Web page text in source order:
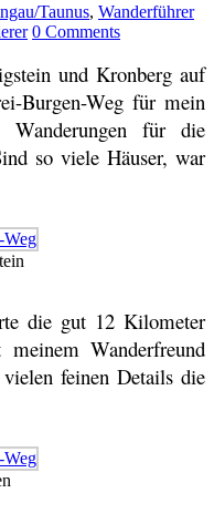
Taunus, Wanderführer
0 Comments
und Kronberg auf
Burgen-Weg für mein
Wanderungen für die
so viele Häuser, war
die gut 12 Kilometer
Wanderfreund
feinen Details die